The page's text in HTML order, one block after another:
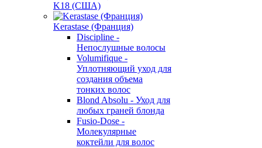
K18 (США)
Kerastase (Франция)
Discipline -
Непослушные волосы
Volumifique -
Уплотняющий уход для
создания объема
тонких волос
Blond Absolu - Уход для
любых граней блонда
Fusio-Dose -
Молекулярные
коктейли для волос